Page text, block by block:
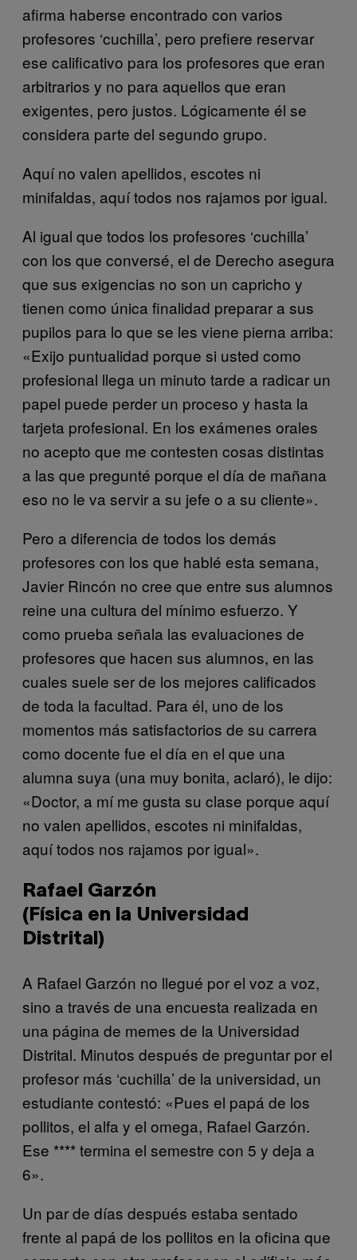
afirma haberse encontrado con varios
profesores ‘cuchilla’, pero prefiere reservar
ese calificativo para los profesores que eran
arbitrarios y no para aquellos que eran
exigentes, pero justos. Lógicamente él se
considera parte del segundo grupo.
Aquí no valen apellidos, escotes ni
minifaldas, aquí todos nos rajamos por igual.
Al igual que todos los profesores ‘cuchilla’
con los que conversé, el de Derecho asegura
que sus exigencias no son un capricho y
tienen como única finalidad preparar a sus
pupilos para lo que se les viene pierna arriba:
«Exijo puntualidad porque si usted como
profesional llega un minuto tarde a radicar un
papel puede perder un proceso y hasta la
tarjeta profesional. En los exámenes orales
no acepto que me contesten cosas distintas
a las que pregunté porque el día de mañana
eso no le va servir a su jefe o a su cliente».
Pero a diferencia de todos los demás
profesores con los que hablé esta semana,
Javier Rincón no cree que entre sus alumnos
reine una cultura del mínimo esfuerzo. Y
como prueba señala las evaluaciones de
profesores que hacen sus alumnos, en las
cuales suele ser de los mejores calificados
de toda la facultad. Para él, uno de los
momentos más satisfactorios de su carrera
como docente fue el día en el que una
alumna suya (una muy bonita, aclaró), le dijo:
«Doctor, a mí me gusta su clase porque aquí
no valen apellidos, escotes ni minifaldas,
aquí todos nos rajamos por igual».
Rafael Garzón
(Física en la Universidad
Distrital)
A Rafael Garzón no llegué por el voz a voz,
sino a través de una encuesta realizada en
una página de memes de la Universidad
Distrital. Minutos después de preguntar por el
profesor más ‘cuchilla’ de la universidad, un
estudiante contestó: «Pues el papá de los
pollitos, el alfa y el omega, Rafael Garzón.
Ese **** termina el semestre con 5 y deja a
6».
Un par de días después estaba sentado
frente al papá de los pollitos en la oficina que